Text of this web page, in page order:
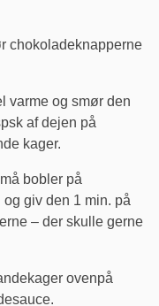
chokoladeknapperne
varme og smør den
af dejen på
kager.
bobler på
giv den 1 min. på
– der skulle gerne
ovenpå